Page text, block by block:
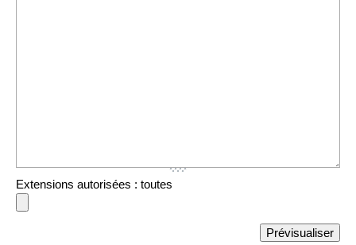
Extensions autorisées : toutes